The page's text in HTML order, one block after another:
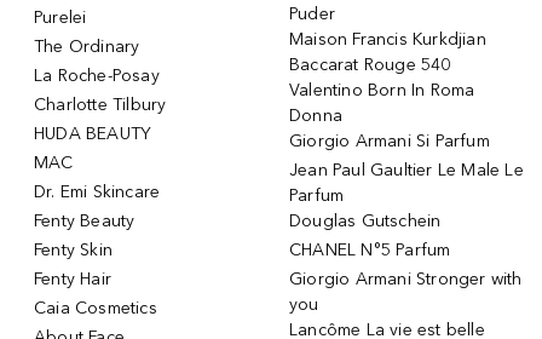
Purelei
The Ordinary
La Roche-Posay
Charlotte Tilbury
HUDA BEAUTY
MAC
Dr. Emi Skincare
Fenty Beauty
Fenty Skin
Fenty Hair
Caia Cosmetics
Puder
Maison Francis Kurkdjian
Baccarat Rouge 540
Valentino Born In Roma
Donna
Giorgio Armani Si Parfum
Jean Paul Gaultier Le Male Le
Parfum
Douglas Gutschein
CHANEL N°5 Parfum
Giorgio Armani Stronger with
you
Lancôme La vie est belle